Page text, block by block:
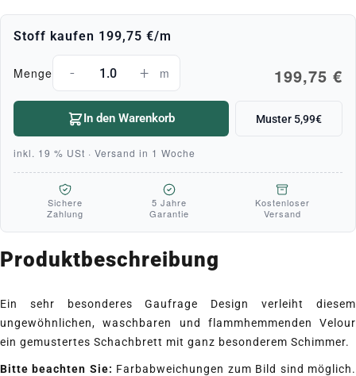
Stoff kaufen 199,75 €/m
Menge - + m 199,75 €
In den Warenkorb Muster 5,99€
inkl. 19 % USt · Versand in 1 Woche
Sichere
Zahlung
5 Jahre
Garantie
Kostenloser
Versand
Produktbeschreibung
Ein sehr besonderes Gaufrage Design verleiht diesem
ungewöhnlichen, waschbaren und flammhemmenden Velour
ein gemustertes Schachbrett mit ganz besonderem Schimmer.
Bitte beachten Sie: Farbabweichungen zum Bild sind möglich.